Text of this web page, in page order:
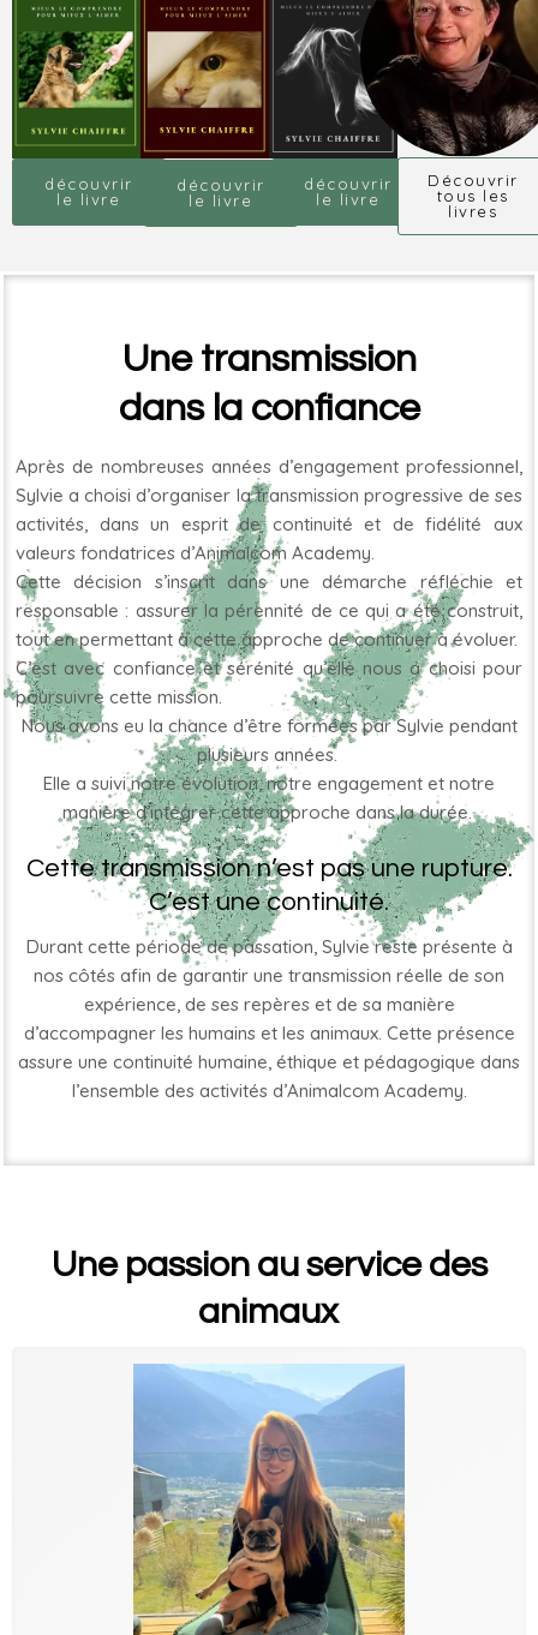
découvrir
le livre
découvrir
le livre
découvrir
le livre
Découvrir
tous les
livres
Une transmission
dans la confiance
Après de nombreuses années d’engagement professionnel,
Sylvie a choisi d’organiser la transmission progressive de ses
activités, dans un esprit de continuité et de fidélité aux
valeurs fondatrices d’Animalcom Academy.
Cette décision s’inscrit dans une démarche réfléchie et
responsable : assurer la pérennité de ce qui a été construit,
tout en permettant à cette approche de continuer à évoluer.
C’est avec confiance et sérénité qu’elle nous a choisi pour
poursuivre cette mission.
Nous avons eu la chance d’être formées par Sylvie pendant
plusieurs années.
Elle a suivi notre évolution, notre engagement et notre
manière d’intégrer cette approche dans la durée.
Cette transmission n’est pas une rupture.
C’est une continuité.
Durant cette période de passation, Sylvie reste présente à
nos côtés afin de garantir une transmission réelle de son
expérience, de ses repères et de sa manière
d’accompagner les humains et les animaux. Cette présence
assure une continuité humaine, éthique et pédagogique dans
l’ensemble des activités d’Animalcom Academy.
Une passion au service des
animaux